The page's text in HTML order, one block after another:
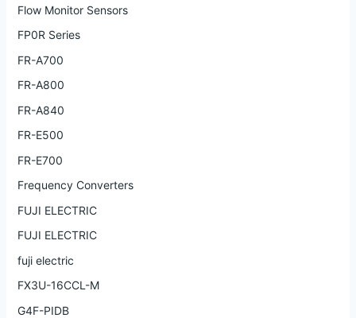
Flow Monitor Sensors
FP0R Series
FR-A700
FR-A800
FR-A840
FR-E500
FR-E700
Frequency Converters
FUJI ELECTRIC
FUJI ELECTRIC
fuji electric
FX3U-16CCL-M
G4F-PIDB